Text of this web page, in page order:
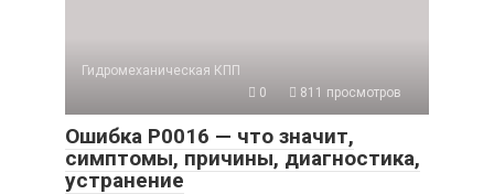
Гидромеханическая КПП
0
811 просмотров
Ошибка P0016 — что значит,
симптомы, причины, диагностика,
устранение